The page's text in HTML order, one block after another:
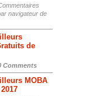
navigateur de
de
Comments
MOBA